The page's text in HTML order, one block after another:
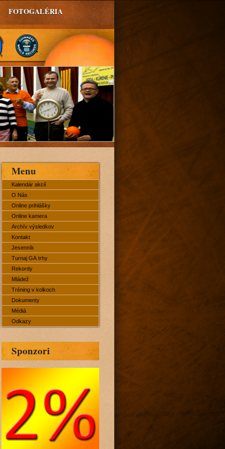
FOTOGALÉRIA
Menu
Kalendár akcií
O Nás
Online prihlášky
Online kamera
Archív výsledkov
Kontakt
Jesenník
Turnaj GA trhy
Rekordy
Mládež
Tréning v kolkoch
Dokumenty
Médiá
Odkazy
Sponzori